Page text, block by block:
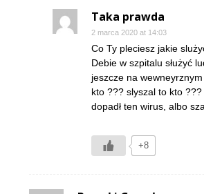
Taka prawda
2 marca 2020 at 14:03
Co Ty pleciesz jakie
Debie w szpitalu służyć
jeszcze na
kto ??? slyszal to kto
dopadł ten wirus, albo
+8